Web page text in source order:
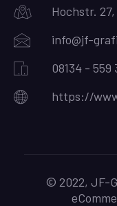
Hochstr.
info@jf-
08134 - 559
https://
© 2022, JF-